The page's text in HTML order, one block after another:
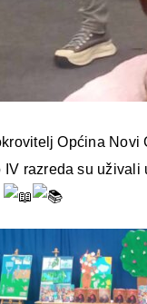
Općina
razreda su